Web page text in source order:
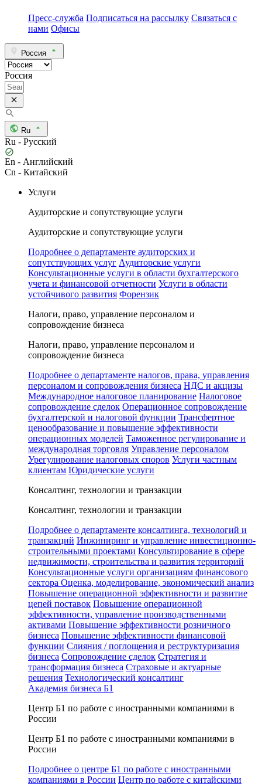
Пресс-служба Подписаться на рассылку Связаться с
нами Офисы
Россия
Россия
Ru
Ru - Русский
En - Английский
Cn - Китайский
Услуги
Аудиторские и сопутствующие услуги
Аудиторские и сопутствующие услуги
Подробнее о департаменте аудиторских и
сопутствующих услуг Аудиторские услуги
Консультационные услуги в области бухгалтерского
учета и финансовой отчетности Услуги в области
устойчивого развития Форензик
Налоги, право, управление персоналом и
сопровождение бизнеса
Налоги, право, управление персоналом и
сопровождение бизнеса
Подробнее о департаменте налогов, права, управления
персоналом и сопровождения бизнеса НДС и акцизы
Международное налоговое планирование Налоговое
сопровождение сделок Операционное сопровождение
бухгалтерской и налоговой функции Трансфертное
ценообразование и повышение эффективности
операционных моделей Таможенное регулирование и
международная торговля Управление персоналом
Урегулирование налоговых споров Услуги частным
клиентам Юридические услуги
Консалтинг, технологии и транзакции
Консалтинг, технологии и транзакции
Подробнее о департаменте консалтинга, технологий и
транзакций Инжиниринг и управление инвестиционно-
строительными проектами Консультирование в сфере
недвижимости, строительства и развития территорий
Консультационные услуги организациям финансового
сектора Оценка, моделирование, экономический анализ
Повышение операционной эффективности и развитие
цепей поставок Повышение операционной
эффективности, управление производственными
активами Повышение эффективности розничного
бизнеса Повышение эффективности финансовой
функции Слияния / поглощения и реструктуризация
бизнеса Сопровождение сделок Стратегия и
трансформация бизнеса Страховые и актуарные
решения Технологический консалтинг
Академия бизнеса Б1
Центр Б1 по работе с иностранными компаниями в
России
Центр Б1 по работе с иностранными компаниями в
России
Подробнее о центре Б1 по работе с иностранными
компаниями в России Центр по работе с китайскими